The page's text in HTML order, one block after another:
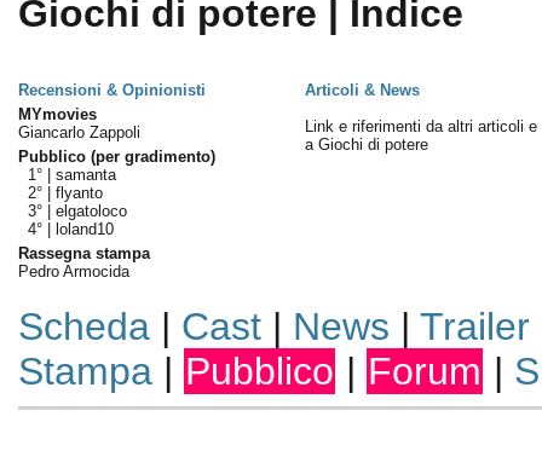
Giochi di potere | Indice
Recensioni & Opinionisti
Articoli & News
MYmovies
Giancarlo Zappoli
Pubblico (per gradimento)
1° | samanta
2° | flyanto
3° | elgatoloco
4° |
loland10
Rassegna stampa
Pedro Armocida
Link e riferimenti da altri articoli e
a Giochi di potere
Scheda| Cast| News | Trailer
Stampa| Pubblico | Forum |